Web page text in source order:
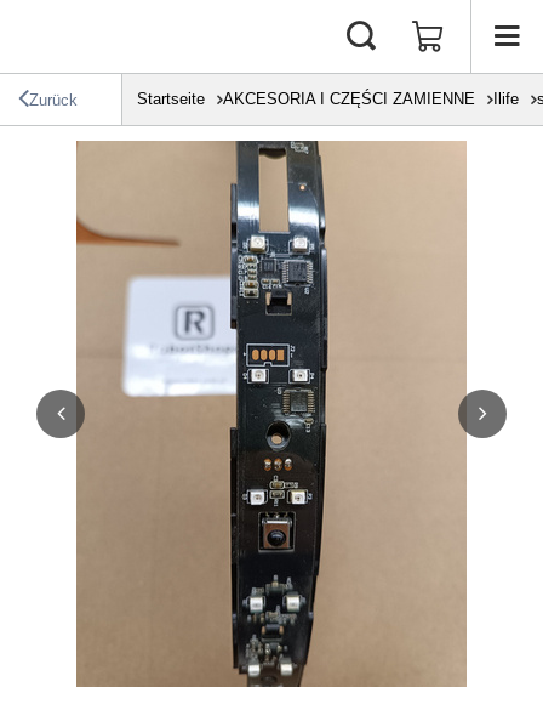
Zurück Startseite AKCESORIA I CZĘŚCI ZAMIENNE Ilife